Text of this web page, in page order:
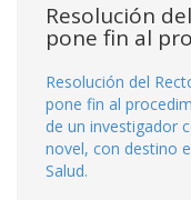
Resolución
pone fin al
Resolución del
pone fin al
de un investigador
novel, con destino
Salud.